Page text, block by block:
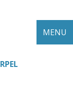
MENU